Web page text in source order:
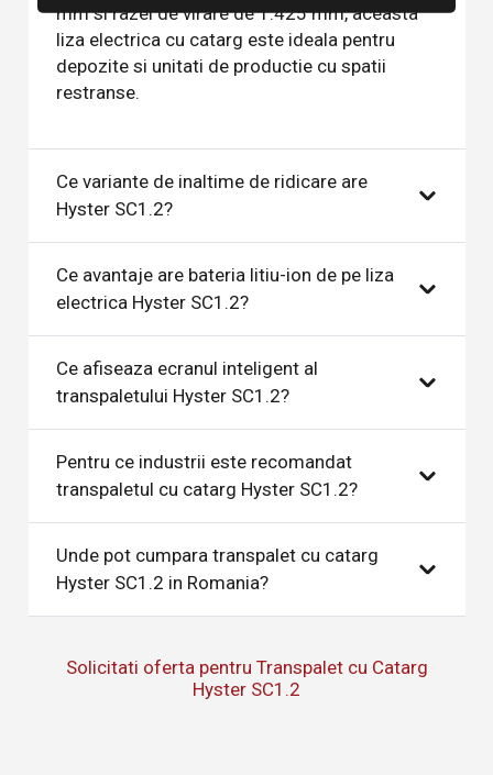
mm si razei de virare de 1.425 mm, aceasta
liza electrica cu catarg este ideala pentru
depozite si unitati de productie cu spatii
restranse.
Ce variante de inaltime de ridicare are
Hyster SC1.2?
Ce avantaje are bateria litiu-ion de pe liza
electrica Hyster SC1.2?
Ce afiseaza ecranul inteligent al
transpaletului Hyster SC1.2?
Pentru ce industrii este recomandat
transpaletul cu catarg Hyster SC1.2?
Unde pot cumpara transpalet cu catarg
Hyster SC1.2 in Romania?
Solicitati oferta pentru Transpalet cu Catarg
Hyster SC1.2